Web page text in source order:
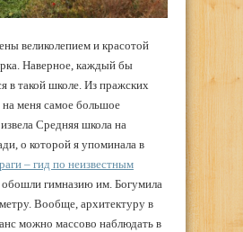
великолепием и красотой
Наверное, каждый бы
в такой школе. Из пражских
меня самое большое
Средняя школа на
о которой я упоминала в
– гид по неизвестным
гимназию им. Богумила
Вообще, архитектуру в
можно массово наблюдать в